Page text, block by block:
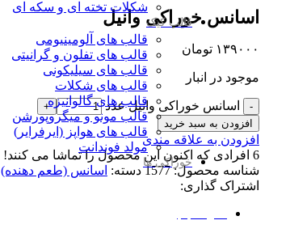
شکلات تخته ای و سکه ای
قالب کیک
قالب های آلومینیومی
قالب های تفلون و گرانیتی
قالب های سیلیکونی
قالب های شکلات
قالب های گالوانیزه
قالب مونو و میگروپورشن
قالب های هواپز (ایرفرایر)
مولد فوندانت
خوراکی ها
اسانس خوراکی وانیل
۱۳۹۰۰۰ تومان
موجود در انبار
اسانس خوراکی وانیل عدد
افزودن به سبد خرید
افزودن به علاقه مندی
6 افرادی که اکنون این محصول را تماشا می کنند!
شناسه محصول:1577 دسته: اسانس (طعم دهنده)
اشتراک گذاری: